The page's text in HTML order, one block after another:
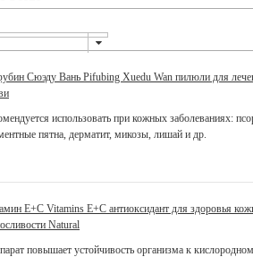
Сюэду Вань Pifubing Xuedu Wan пилюли для
использовать при кожных заболеваниях:
пятна, дерматит, микозы, лишай и др.
Е+С Vitamins E+C антиоксидант для здоровья
Natural
повышает устойчивость организма к